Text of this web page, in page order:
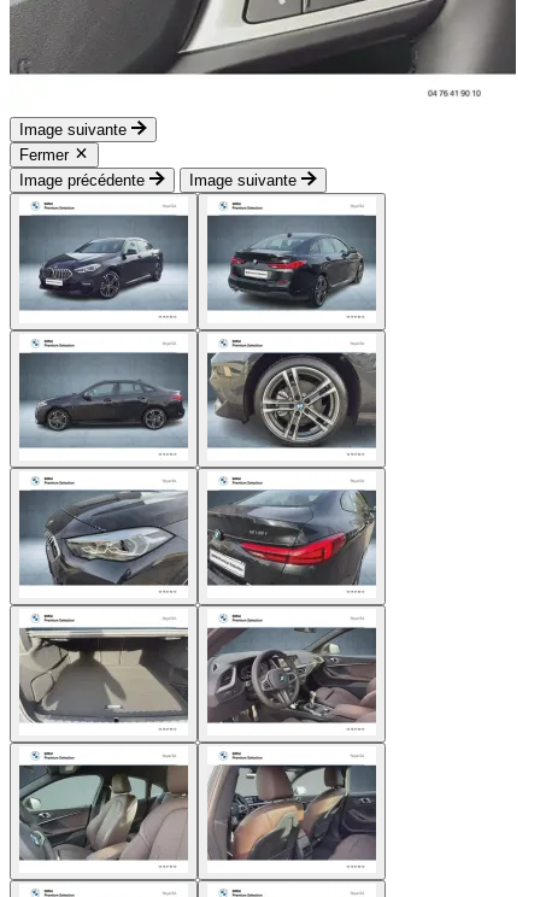
Image suivante
Fermer
Image précédente
Image suivante